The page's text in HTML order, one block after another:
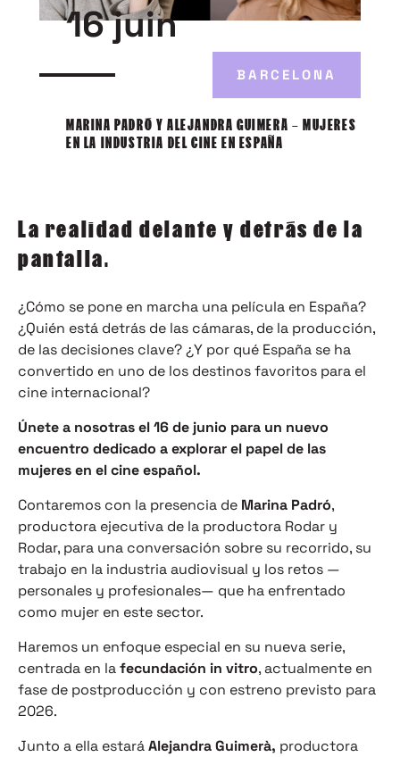
16 juin
BARCELONA
MARINA PADRÓ Y ALEJANDRA GUIMERÀ – MUJERES
EN LA INDUSTRIA DEL CINE EN ESPAÑA
La realidad delante y detrás de la
pantalla.
¿Cómo se pone en marcha una película en España?
¿Quién está detrás de las cámaras, de la producción,
de las decisiones clave? ¿Y por qué España se ha
convertido en uno de los destinos favoritos para el
cine internacional?
Únete a nosotras el 16 de junio para un nuevo
encuentro dedicado a explorar el papel de las
mujeres en el cine español.
Contaremos con la presencia de Marina Padró,
productora ejecutiva de la productora Rodar y
Rodar, para una conversación sobre su recorrido, su
trabajo en la industria audiovisual y los retos —
personales y profesionales— que ha enfrentado
como mujer en este sector.
Haremos un enfoque especial en su nueva serie,
centrada en lafecundación in vitro, actualmente en
fase de postproducción y con estreno previsto para
2026.
Junto a ella estaráAlejandra Guimerà, productora